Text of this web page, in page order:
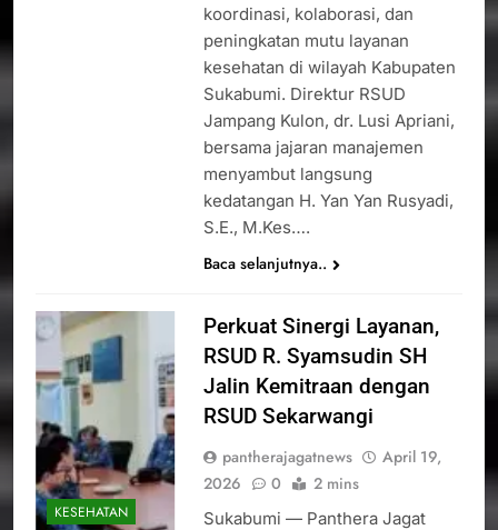
koordinasi, kolaborasi, dan
peningkatan mutu layanan
kesehatan di wilayah Kabupaten
Sukabumi. Direktur RSUD
Jampang Kulon, dr. Lusi Apriani,
bersama jajaran manajemen
menyambut langsung
kedatangan H. Yan Yan Rusyadi,
S.E., M.Kes….
Baca selanjutnya..
KESEHATAN
Perkuat Sinergi Layanan,
RSUD R. Syamsudin SH
Jalin Kemitraan dengan
RSUD Sekarwangi
pantherajagatnews
April 19,
2026
0 2 mins
Sukabumi — Panthera Jagat